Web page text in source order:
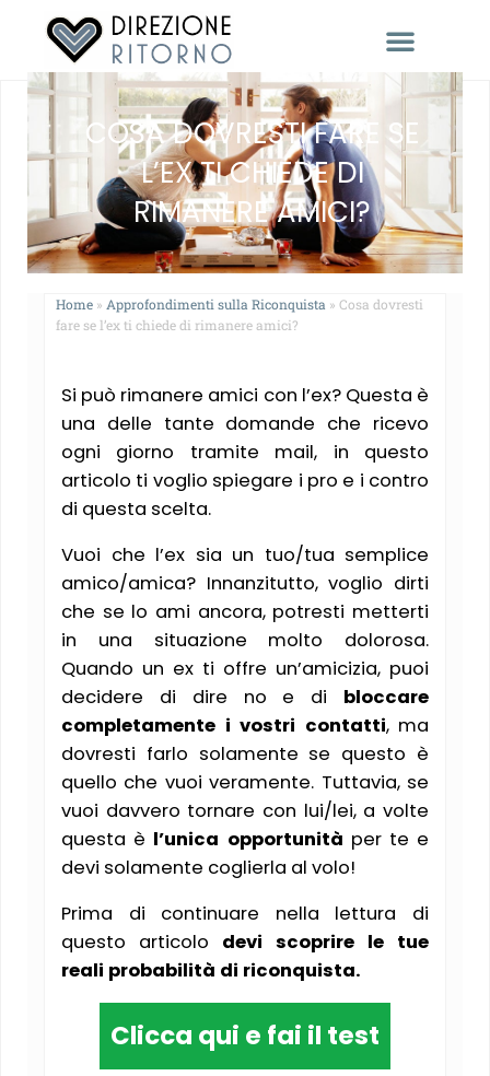
COSA DOVRESTI FARE SE
L’EX TI CHIEDE DI
RIMANERE AMICI?
Home » Approfondimenti sulla Riconquista » Cosa dovresti
fare se l’ex ti chiede di rimanere amici?
Si può rimanere amici con l’ex? Questa è
una delle tante domande che ricevo
ogni giorno tramite mail, in questo
articolo ti voglio spiegare i pro e i contro
di questa scelta.
Vuoi che l’ex sia un tuo/tua semplice
amico/amica? Innanzitutto, voglio dirti
che se lo ami ancora, potresti metterti
in una situazione molto dolorosa.
Quando un ex ti offre un’amicizia, puoi
decidere di dire no e di bloccare
completamente i vostri contatti, ma
dovresti farlo solamente se questo è
quello che vuoi veramente. Tuttavia, se
vuoi davvero tornare con lui/lei, a volte
questa è l’unica opportunità per te e
devi solamente coglierla al volo!
Prima di continuare nella lettura di
questo articolo devi scoprire le tue
reali probabilità di riconquista.
Clicca qui e fai il test